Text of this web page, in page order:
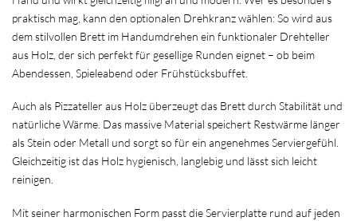
praktisch mag, kann den optionalen Drehkranz wählen: So wird aus
dem stilvollen Brett im Handumdrehen ein funktionaler Drehteller
aus Holz, der sich perfekt für gesellige Runden eignet – ob beim
Abendessen, Spieleabend oder Frühstücksbuffet.
Auch als Pizzateller aus Holz überzeugt das Brett durch Stabilität und
natürliche Wärme. Das massive Material speichert Restwärme länger
als Stein oder Metall und sorgt so für ein angenehmes Serviergefühl.
Gleichzeitig ist das Holz hygienisch, langlebig und lässt sich leicht
reinigen.
Mit seiner harmonischen Form passt die Servierplatte rund auf jeden